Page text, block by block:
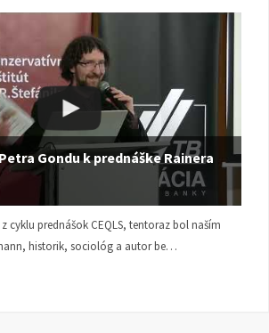
Gondu k prednáške Rainera
cyklu prednášok CEQLS, tentoraz bol naším
historik, sociológ a autor be…